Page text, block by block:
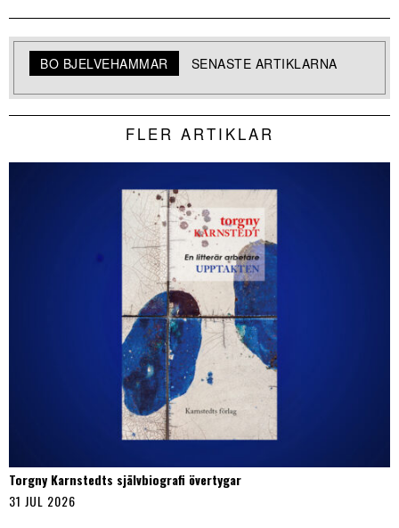
BO BJELVEHAMMAR SENASTE ARTIKLARNA
FLER ARTIKLAR
Torgny Karnstedts självbiografi övertygar
31 JUL 2026